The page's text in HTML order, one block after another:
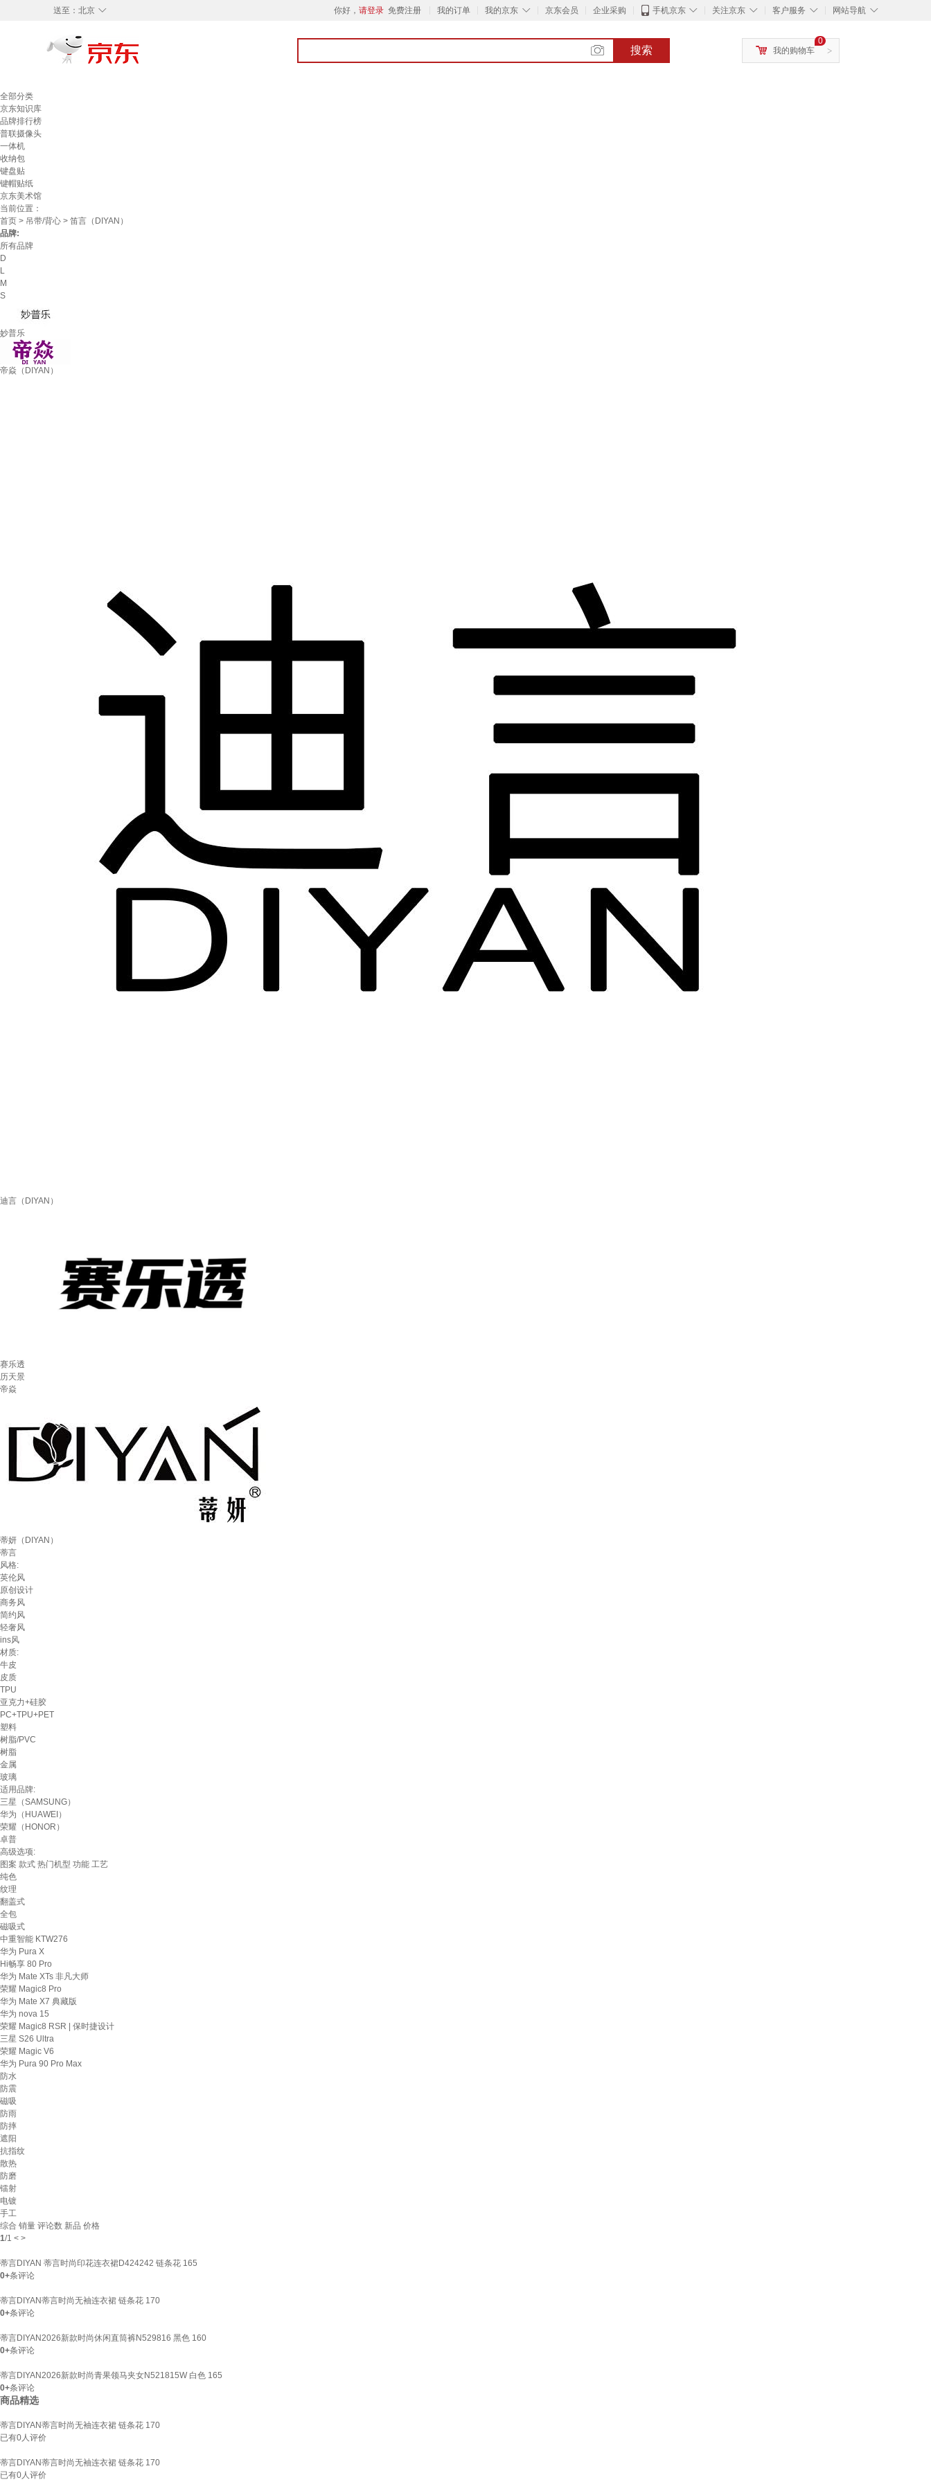
◇
送至： 北京 你好， 请登录 免费注册 我的订单 ◇
我的京东 京东会员 企业采购 ◇
手机京东 ◇
关注京东 ◇
客户服务 ◇
网站导航
搜索 >
0
我的购物车
全部分类
京东知识库
品牌排行榜
普联摄像头
一体机
收纳包
键盘贴
键帽贴纸
京东美术馆
当前位置：
首页 > 吊带/背心 > 笛言（DIYAN）
品牌:
所有品牌
D
L
M
S
妙普乐
帝焱（DIYAN）
迪言（DIYAN）
赛乐透
历天景
帝焱
蒂妍（DIYAN）
蒂言
风格:
英伦风
原创设计
商务风
简约风
轻奢风
ins风
材质:
牛皮
皮质
TPU
亚克力+硅胶
PC+TPU+PET
塑料
树脂/PVC
树脂
金属
玻璃
适用品牌:
三星（SAMSUNG）
华为（HUAWEI）
荣耀（HONOR）
卓普
高级选项:
图案 款式 热门机型 功能 工艺
纯色
纹理
翻盖式
全包
磁吸式
中重智能 KTW276
华为 Pura X
Hi畅享 80 Pro
华为 Mate XTs 非凡大师
荣耀 Magic8 Pro
华为 Mate X7 典藏版
华为 nova 15
荣耀 Magic8 RSR | 保时捷设计
三星 S26 Ultra
荣耀 Magic V6
华为 Pura 90 Pro Max
防水
防震
磁吸
防雨
防摔
遮阳
抗指纹
散热
防磨
镭射
电镀
手工
综合 销量 评论数 新品 价格
1/1 < >
蒂言DIYAN 蒂言时尚印花连衣裙D424242 链条花 165
0+条评论
蒂言DIYAN蒂言时尚无袖连衣裙 链条花 170
0+条评论
蒂言DIYAN2026新款时尚休闲直筒裤N529816 黑色 160
0+条评论
蒂言DIYAN2026新款时尚青果领马夹女N521815W 白色 165
0+条评论
商品精选
蒂言DIYAN蒂言时尚无袖连衣裙 链条花 170
已有0人评价
蒂言DIYAN蒂言时尚无袖连衣裙 链条花 170
已有0人评价